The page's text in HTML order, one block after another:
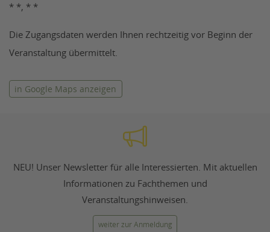
* *, * *
Die Zugangsdaten werden Ihnen rechtzeitig vor Beginn der
Veranstaltung übermittelt.
in Google Maps anzeigen
NEU! Unser Newsletter für alle Interessierten. Mit aktuellen
Informationen zu Fachthemen und
Veranstaltungshinweisen.
weiter zur Anmeldung